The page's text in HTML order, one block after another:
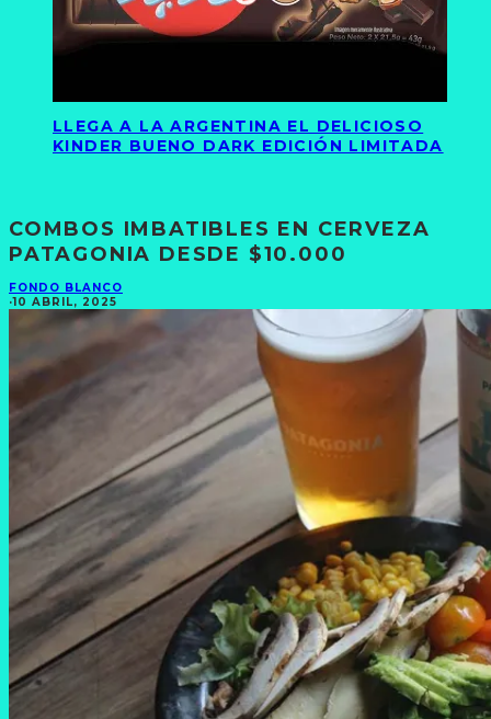
LLEGA A LA ARGENTINA EL DELICIOSO
KINDER BUENO DARK EDICIÓN LIMITADA
COMBOS IMBATIBLES EN CERVEZA
PATAGONIA DESDE $10.000
FONDO BLANCO
·10 ABRIL, 2025